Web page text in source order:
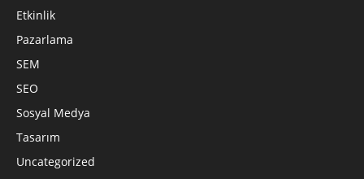
Etkinlik
Pazarlama
SEM
SEO
Sosyal Medya
Tasarım
Uncategorized